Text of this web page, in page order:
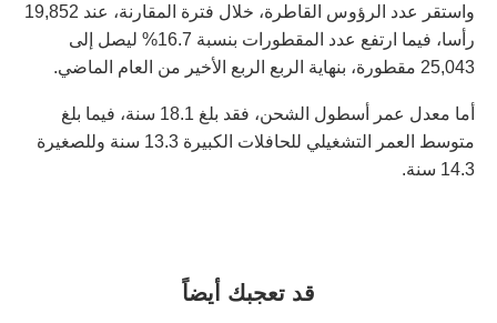
واستقر عدد الرؤوس القاطرة، خلال فترة المقارنة، عند 19,852
رأسا، فيما ارتفع عدد المقطورات بنسبة 16.7% ليصل إلى
25,043 مقطورة، بنهاية الربع الربع الأخير من العام الماضي.
أما معدل عمر أسطول الشحن، فقد بلغ 18.1 سنة، فيما بلغ
متوسط العمر التشغيلي للحافلات الكبيرة 13.3 سنة وللصغيرة
14.3 سنة.
قد تعجبك أيضاً